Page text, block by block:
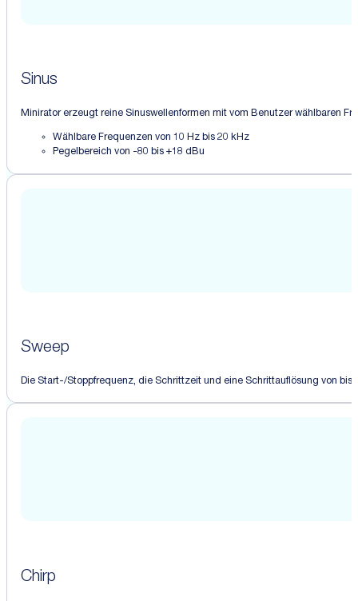
Sinus
Minirator erzeugt reine Sinuswellenformen mit vom Benutzer wählbaren
Wählbare Frequenzen von 10 Hz bis 20 kHz
Pegelbereich von -80 bis +18 dBu
Sweep
Die Start-/Stoppfrequenz, die Schrittzeit und eine Schrittauflösung von
Chirp